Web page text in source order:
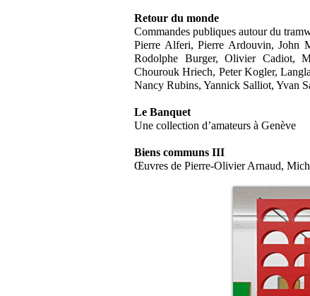
Retour du monde
Commandes publiques autour du
Pierre Alferi, Pierre Ardouvin, John
Rodolphe Burger, Olivier Cadiot,
Chourouk Hriech, Peter Kogler,
Nancy Rubins, Yannick Salliot, Yvan
Le Banquet
Une collection d’amateurs à Genève
Biens communs III
Œuvres de Pierre-Olivier Arnaud,